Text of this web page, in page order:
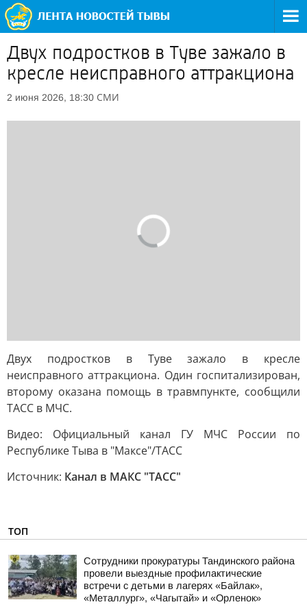
Двух подростков в Туве зажало в
кресле неисправного аттракциона
2 июня 2026, 18:30 СМИ
Двух подростков в Туве зажало в кресле
неисправного аттракциона. Один госпитализирован,
второму оказана помощь в травмпункте, сообщили
ТАСС в МЧС.
Видео: Официальный канал ГУ МЧС России по
Республике Тыва в "Максе"/ТАСС
Источник: Канал в МАКС "ТАСС"
ТОП
Сотрудники прокуратуры Тандинского района
провели выездные профилактические
встречи с детьми в лагерях «Байлак»,
«Металлург», «Чагытай» и «Орленок»